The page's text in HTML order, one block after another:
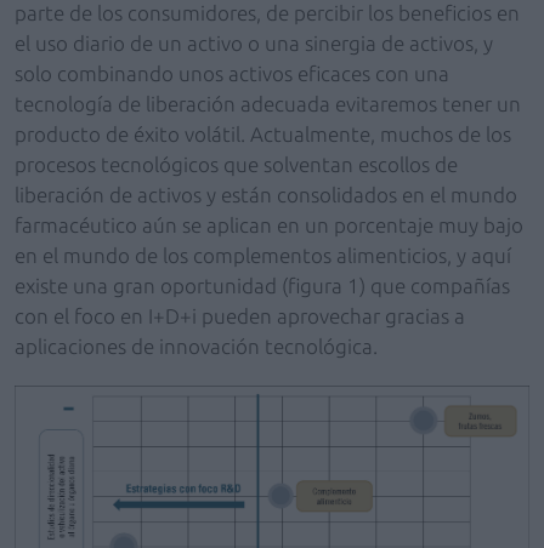
parte de los consumidores, de percibir los beneficios en
el uso diario de un activo o una sinergia de activos, y
solo combinando unos activos eficaces con una
tecnología de liberación adecuada evitaremos tener un
producto de éxito volátil. Actualmente, muchos de los
procesos tecnológicos que solventan escollos de
liberación de activos y están consolidados en el mundo
farmacéutico aún se aplican en un porcentaje muy bajo
en el mundo de los complementos alimenticios, y aquí
existe una gran oportunidad (figura 1) que compañías
con el foco en I+D+i pueden aprovechar gracias a
aplicaciones de innovación tecnológica.